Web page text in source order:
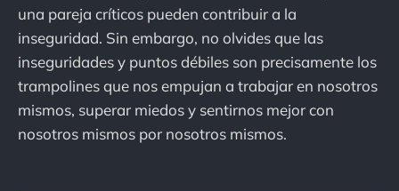
una pareja críticos pueden contribuir a la
inseguridad. Sin embargo, no olvides que las
inseguridades y puntos débiles son precisamente los
trampolines que nos empujan a trabajar en nosotros
mismos, superar miedos y sentirnos mejor con
nosotros mismos por nosotros mismos.